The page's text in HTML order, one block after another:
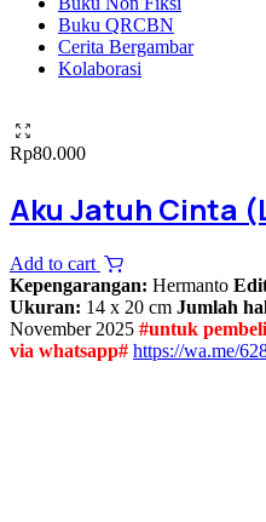
Buku QRCBN
Cerita Bergambar
Kolaborasi
Rp80.000
Aku Jatuh Cinta
Add to cart
Kepengarangan: Hermanto
Ukuran: 14 x 20 cm Jumlah
November 2025 #untuk
via whatsapp# https://wa.me/